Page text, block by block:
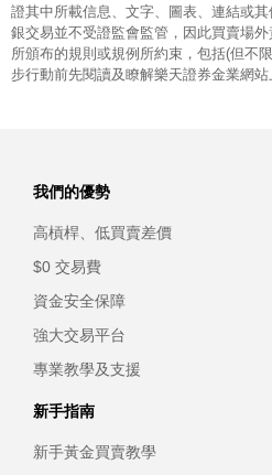
證其中所載信息、文字、圖表、連結或
銀交易並不受證監會監管，因此買賣場
所頒布的規則或規例所約束，包括(但不
步行動前先閱讀及瞭解樂天證券金業網站
我們的優勢
高槓桿、低買賣差價
$0 交易費
資金安全保障
強大交易平台
專業教學及支援
新手指南
新手黃金買賣教學